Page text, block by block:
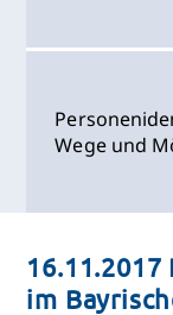
Wege und
im